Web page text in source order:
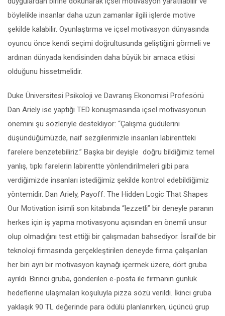
böylelikle insanlar daha uzun zamanlar ilgili işlerde motive
şekilde kalabilir. Oyunlaştırma ve içsel motivasyon dünyasında
oyuncu önce kendi seçimi doğrultusunda geliştiğini görmeli ve
ardınan dünyada kendisinden daha büyük bir amaca etkisi
olduğunu hissetmelidir.
Duke Üniversitesi Psikoloji ve Davranış Ekonomisi Profesörü
Dan Ariely ise yaptığı TED konuşmasında içsel motivasyonun
önemini şu sözleriyle destekliyor: “Çalışma güdülerini
düşündüğümüzde, naif sezgilerimizle insanları labirentteki
farelere benzetebiliriz.” Başka bir deyişle doğru bildiğimiz temel
yanlış, tıpkı farelerin labirentte yönlendirilmeleri gibi para
verdiğimizde insanları istediğimiz şekilde kontrol edebildiğimiz
yöntemidir. Dan Ariely, Payoff: The Hidden Logic That Shapes
Our Motivation isimli son kitabında “lezzetli” bir deneyle paranın
herkes için iş yapma motivasyonu açısından en önemli unsur
olup olmadığını test ettiği bir çalışmadan bahsediyor. İsrail’de bir
teknoloji firmasında gerçekleştirilen deneyde firma çalışanları
her biri ayrı bir motivasyon kaynağı içermek üzere, dört gruba
ayrıldı. Birinci gruba, gönderilen e-posta ile firmanın günlük
hedeflerine ulaşmaları koşuluyla pizza sözü verildi. İkinci gruba
yaklaşık 90 TL değerinde para ödülü planlanırken, üçüncü grup